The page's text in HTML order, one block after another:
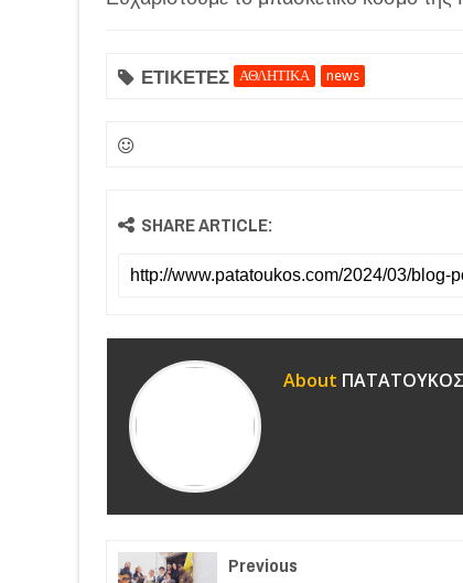
ΕΤΙΚΕΤΕΣ ΑΘΛΗΤΙΚΑ news
SHARE ARTICLE:
About
Previous